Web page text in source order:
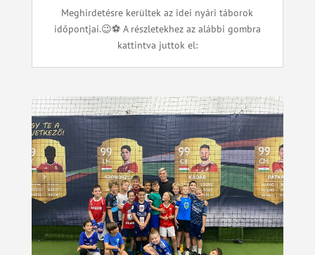
Meghirdetésre kerültek az idei nyári táborok
időpontjai.😉⚽ A részletekhez az alábbi gombra
kattintva juttok el: